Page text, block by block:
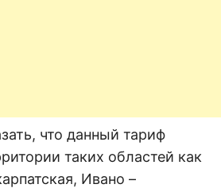
что данный тариф
таких областей как
Ивано –